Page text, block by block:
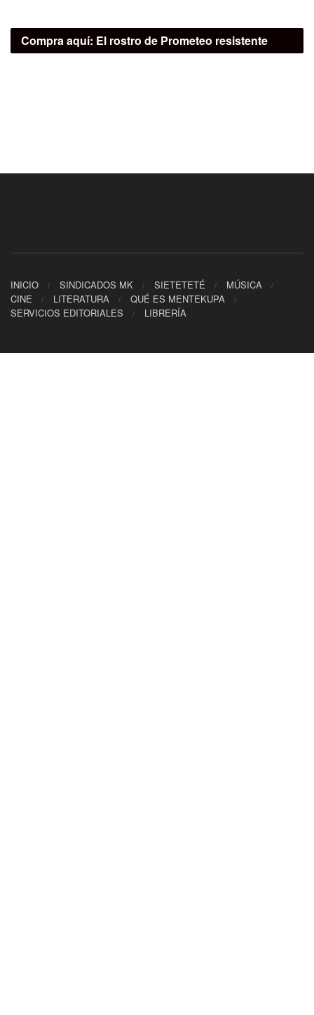
Compra aquí: El rostro de Prometeo resistente
INICIO SINDICADOS MK SIETETETÉ
MÚSICA
CINE
LITERATURA
QUÉ ES MENTEKUPA
SERVICIOS EDITORIALES
LIBRERÍA